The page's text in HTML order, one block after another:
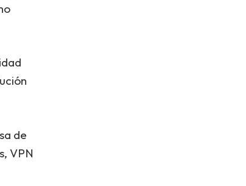
de
VPN